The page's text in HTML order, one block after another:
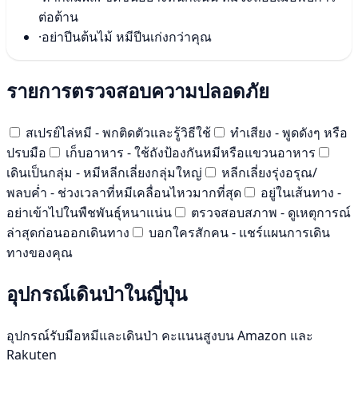
ต่อต้าน
·อย่าปีนต้นไม้ หมีปีนเก่งกว่าคุณ
รายการตรวจสอบความปลอดภัย
สเปรย์ไล่หมี - พกติดตัวและรู้วิธีใช้
ทำเสียง - พูดดังๆ หรือ
ปรบมือ
เก็บอาหาร - ใช้ถังป้องกันหมีหรือแขวนอาหาร
เดินเป็นกลุ่ม - หมีหลีกเลี่ยงกลุ่มใหญ่
หลีกเลี่ยงรุ่งอรุณ/
พลบค่ำ - ช่วงเวลาที่หมีเคลื่อนไหวมากที่สุด
อยู่ในเส้นทาง -
อย่าเข้าไปในพืชพันธุ์หนาแน่น
ตรวจสอบสภาพ - ดูเหตุการณ์
ล่าสุดก่อนออกเดินทาง
บอกใครสักคน - แชร์แผนการเดิน
ทางของคุณ
อุปกรณ์เดินป่าในญี่ปุ่น
อุปกรณ์รับมือหมีและเดินป่า คะแนนสูงบน Amazon และ
Rakuten